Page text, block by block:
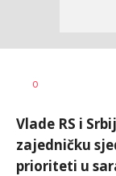
AUTOR
0
Vlade RS i
zajedničku
prioriteti u